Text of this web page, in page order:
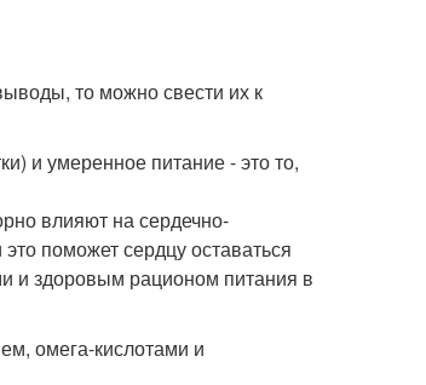
то можно свести их к
и умеренное питание - это то,
влияют на сердечно-
поможет сердцу оставаться
и здоровым рационом питания в
омега-кислотами и